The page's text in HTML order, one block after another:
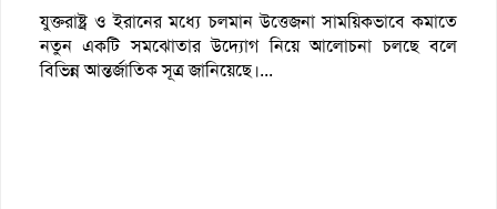
যুক্তরাষ্ট্র ও ইরানের মধ্যে চলমান উত্তেজনা সাময়িকভাবে কমাতে
নতুন একটি সমঝোতার উদ্যোগ নিয়ে আলোচনা চলছে বলে
বিভিন্ন আন্তর্জাতিক সূত্র জানিয়েছে।...